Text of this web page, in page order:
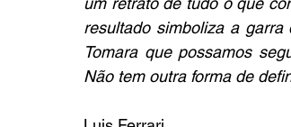
resultado simboliza a
Tomara que possamos
Não tem outra forma de